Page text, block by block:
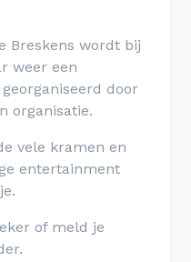
Breskens wordt bij
weer een
door
organisatie.
vele kramen en
entertainment
of meld je